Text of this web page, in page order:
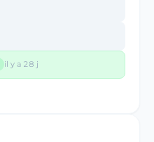
il y a 28 j